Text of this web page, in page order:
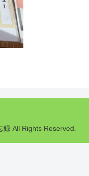
All Rights Reserved.